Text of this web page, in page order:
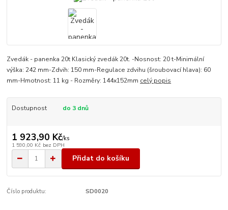
Zvedák - panenka 20t Klasický zvedák 20t. -Nosnost: 20 t-Minimální
výška: 242 mm-Zdvih: 150 mm-Regulace zdvihu (šroubovací hlava): 60
mm-Hmotnost: 11 kg - Rozměry: 144x152mm celý popis
Dostupnost do 3 dnů
1 923,90 Kč/ks
1 590,00 Kč bez DPH
Přidat do košíku
Číslo produktu: SD0020